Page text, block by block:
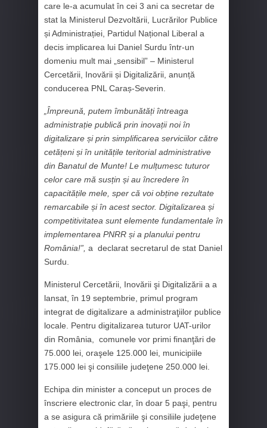
care le-a acumulat în cei 3 ani ca secretar de
stat la Ministerul Dezvoltării, Lucrărilor Publice
și Administrației, Partidul Național Liberal a
decis implicarea lui Daniel Surdu într-un
domeniu mult mai „sensibil” – Ministerul
Cercetării, Inovării și Digitalizării, anunță
conducerea PNL Caraș-Severin.
„Împreună, putem îmbunătăți întreaga
administrație publică prin inovații noi în
digitalizare și prin simplificarea serviciilor către
cetățeni și în unitățile teritorial administrative
din Banatul de Munte! Le mulțumesc tuturor
celor care mă susțin și au încredere în
capacitățile mele, sper că voi obține rezultate
remarcabile și în acest sector. Digitalizarea și
competitivitatea sunt elemente fundamentale în
implementarea PNRR și a planului pentru
România!”, a declarat secretarul de stat Daniel
Surdu.
Ministerul Cercetării, Inovării şi Digitalizării a a
lansat, în 19 septembrie, primul program
integrat de digitalizare a administraţiilor publice
locale. Pentru digitalizarea tuturor UAT-urilor
din România, comunele vor primi finanţări de
75.000 lei, oraşele 125.000 lei, municipiile
175.000 lei şi consiliile judeţene 250.000 lei.
Echipa din minister a conceput un proces de
înscriere electronic clar, în doar 5 paşi, pentru
a se asigura că primăriile şi consiliile judeţene